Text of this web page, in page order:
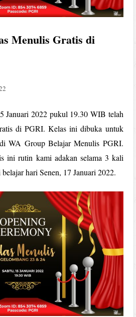
Menulis Gratis di
Januari 2022 pukul 19.30 WIB telah
di PGRI. Kelas ini dibuka untuk
WA Group Belajar Menulis PGRI.
ini rutin kami adakan selama 3 kali
hari Senen, 17 Januari 2022.